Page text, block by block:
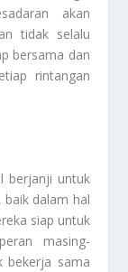
akan
tidak selalu
bersama dan
rintangan
berjanji untuk
dalam hal
siap untuk
masing-
bekerja sama